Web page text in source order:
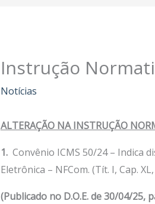
Instrução
Notícias
ALTERAÇÃO NA INSTRUÇÃO
1.Convênio ICMS 50/24 – Indica
Eletrônica – NFCom. (Tít. I, Cap. XL,
(Publicado no D.O.E. de 30/04/25,